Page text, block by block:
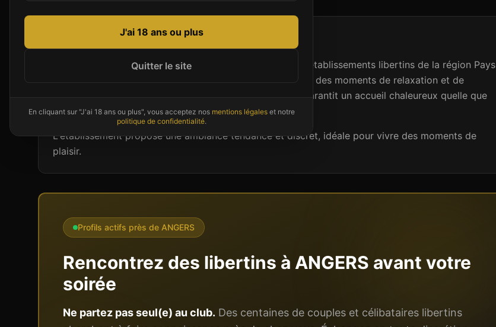
J'ai 18 ans ou plus
Quitter le site
En cliquant sur "J'ai 18 ans ou plus", vous acceptez nos mentions légales et notre
politique de confidentialité.
Présentation deLE TROPIC
À ANGERS, LE TROPIC fait figure de référence parmi les établissements libertins de la région Pays
de la Loire. Profitez d'un espace détente avec sauna pour des moments de relaxation et de
convivialité. La politique inclusive de cet établissement garantit un accueil chaleureux quelle que
soit votre orientation.
L'établissement propose une ambiance tendance et discret, idéale pour vivre des moments de
plaisir.
Profils actifs près de ANGERS
Rencontrez des libertins à ANGERS avant votre
soirée
Ne partez pas seul(e) au club. Des centaines de couples et célibataires libertins